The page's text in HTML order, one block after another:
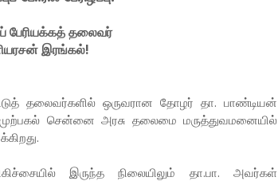
பேரியக்கத் தலைவர்
இரங்கல்!
தலைவர்களில் ஒருவரான தோழர் தா. பாண்டியன்
சென்னை அரசு தலைமை மருத்துவமனையில்
இருந்த நிலையிலும் தா.பா. அவர்கள்